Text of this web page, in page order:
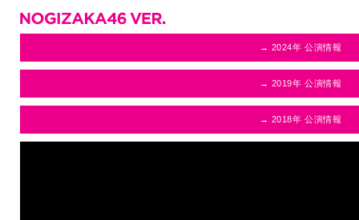
→ 2024年 公演情報
→ 2019年 公演情報
→ 2018年 公演情報